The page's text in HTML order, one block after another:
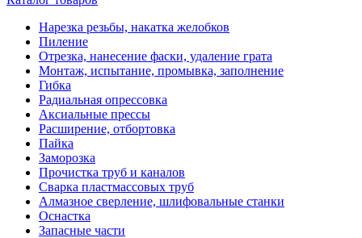
Нарезка резьбы, накатка желобков
Пиление
Отрезка, нанесение фаски, удаление грата
Монтаж, испытание, промывка, заполнение
Гибка
Радиальная опрессовка
Аксиальные прессы
Расширение, отбортовка
Пайка
Заморозка
Прочистка труб и каналов
Сварка пластмассовых труб
Алмазное сверление, шлифовальные станки
Оснастка
Запасные части